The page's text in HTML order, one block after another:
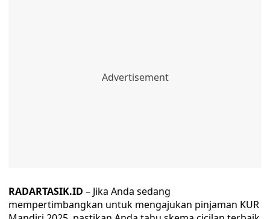
RADARTASIK.ID – Jika Anda sedang
mempertimbangkan untuk mengajukan pinjaman KUR